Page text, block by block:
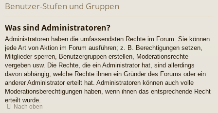
Benutzer-Stufen und Gruppen
Was sind Administratoren?
Administratoren haben die umfassendsten Rechte im Forum. Sie können
jede Art von Aktion im Forum ausführen; z. B. Berechtigungen setzen,
Mitglieder sperren, Benutzergruppen erstellen, Moderationsrechte
vergeben usw. Die Rechte, die ein Administrator hat, sind allerdings
davon abhängig, welche Rechte ihnen ein Gründer des Forums oder ein
anderer Administrator erteilt hat. Administratoren können auch volle
Moderationsberechtigungen haben, wenn ihnen das entsprechende Recht
erteilt wurde.
Nach oben